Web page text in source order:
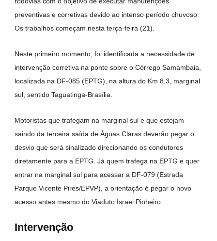
preventivas e corretivas devido ao intenso período chuvoso.
Os trabalhos começam nesta terça-feira (21).
Neste primeiro momento, foi identificada a necessidade de
intervenção corretiva na ponte sobre o Córrego Samambaia,
localizada na DF-085 (EPTG), na altura do Km 8,3, marginal
sul, sentido Taguatinga-Brasília.
Motoristas que trafegam na marginal sul e que estejam
saindo da terceira saída de Águas Claras deverão pegar o
desvio que será sinalizado direcionando os condutores
diretamente para a EPTG. Já quem trafega na EPTG e quer
entrar na marginal sul para acessar a DF-079 (Estrada
Parque Vicente Pires/EPVP), a orientação é pegar o novo
acesso antes mesmo do Viaduto Israel Pinheiro.
Intervenção